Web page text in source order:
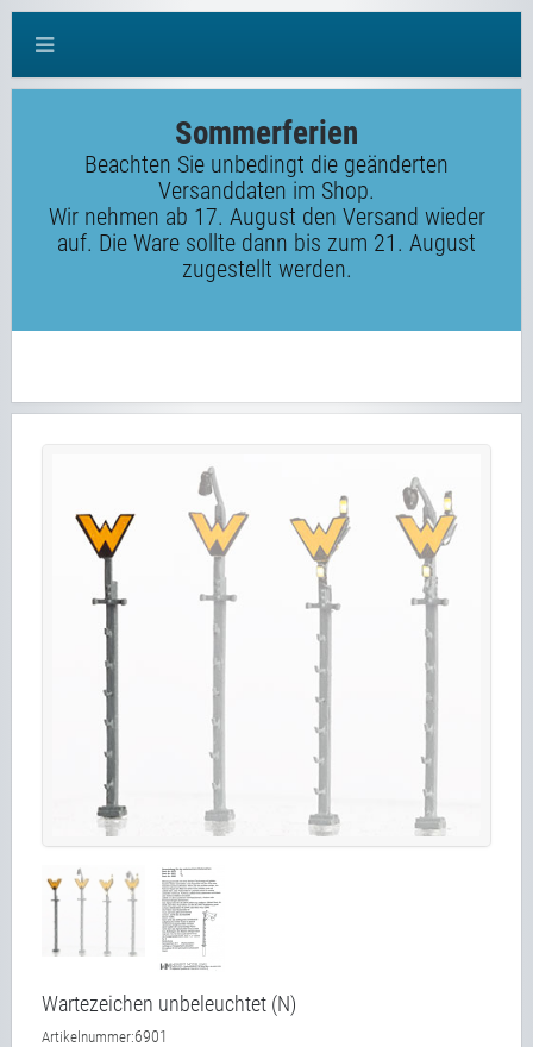
Sommerferien
Beachten Sie unbedingt die geänderten
Versanddaten im Shop.
Wir nehmen ab 17. August den Versand wieder
auf. Die Ware sollte dann bis zum 21. August
zugestellt werden.
Wartezeichen unbeleuchtet (N)
Artikelnummer:6901